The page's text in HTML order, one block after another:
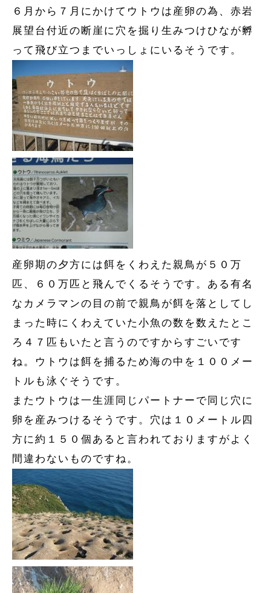
６月から７月にかけてウトウは産卵の為、赤岩
展望台付近の断崖に穴を掘り生みつけひなが孵
って飛び立つまでいっしょにいるそうです。
産卵期の夕方には餌をくわえた親鳥が５０万
匹、６０万匹と飛んでくるそうです。ある有名
なカメラマンの目の前で親鳥が餌を落としてし
まった時にくわえていた小魚の数を数えたとこ
ろ４７匹もいたと言うのですからすごいです
ね。ウトウは餌を捕るため海の中を１００メー
トルも泳ぐそうです。
またウトウは一生涯同じパートナーで同じ穴に
卵を産みつけるそうです。穴は１０メートル四
方に約１５０個あると言われておりますがよく
間違わないものですね。